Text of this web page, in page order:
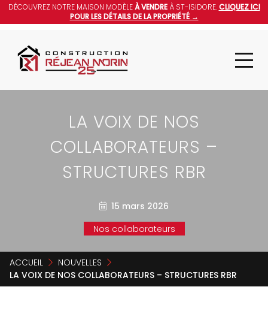
DÉCOUVREZ NOTRE MAISON MODÈLEÀ VENDREÀ ST-ISIDORE.CLIQUEZ ICI
POUR LES DÉTAILS DE LA PROPRIÉTÉ →
LA VOIX DE NOS
COLLABORATEURS –
STRUCTURES RBR
15 mars 2026
Nos collaborateurs
ACCUEIL
NOUVELLES
LA VOIX DE NOS COLLABORATEURS – STRUCTURES RBR